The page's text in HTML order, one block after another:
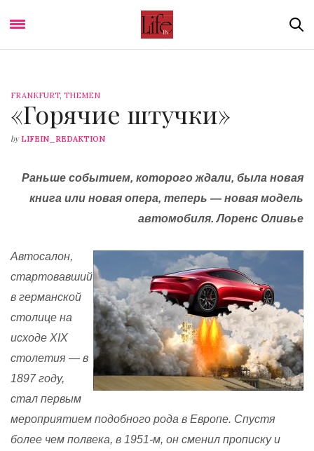
FRANKFURT, THEMEN
«Горячие штучки»
by LIFEIN_REDAKTION
Раньше событием, которого ждали, была новая
книга или новая опера, теперь — новая модель
автомобиля. Лоренс Оливье
Автосалон,
стартовавший
в германской
столице на
исходе XIX
столетия — в
1897 году,
стал первым
мероприятием подобного рода в Европе. Спустя
более чем полвека, в 1951-м, он сменил прописку и